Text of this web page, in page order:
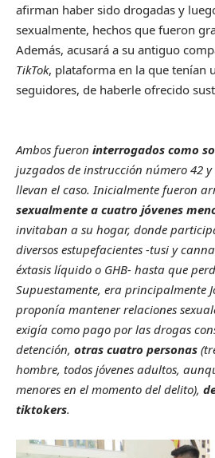
afirman haber sido drogadas y
sexualmente, hechos que fueron
Además, acusará a su antiguo
TikTok, plataforma en la que tenían
seguidores, de haberle ofrecido
Ambos fueron interrogados como
juzgados de instrucción número 42 y
llevan el caso. Inicialmente fueron
sexualmente a cuatro jóvenes
invitaban a su hogar, donde
diversos estupefacientes -tusi y
éxtasis líquido o GHB- hasta que
Supuestamente, era principalmente
proponía mantener relaciones
exigía como pago por las drogas
detención, otras cuatro personas
hombre, todos jóvenes adultos,
menores en el momento del delito),
tiktokers.